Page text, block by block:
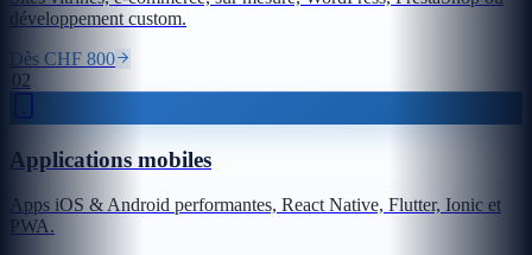
développement custom.
Dès CHF 800
02
Applications mobiles
Apps iOS & Android performantes, React Native, Flutter, Ionic et
PWA.